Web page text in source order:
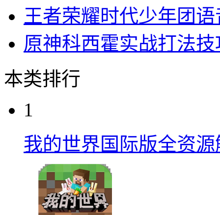
王者荣耀时代少年团
原神科西霍实战打法
本类排行
1
我的世界国际版全资